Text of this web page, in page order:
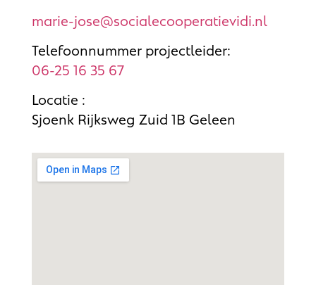
marie-jose@socialecooperatievidi.nl
Telefoonnummer projectleider:
06-25 16 35 67
Locatie :
Sjoenk Rijksweg Zuid 1B Geleen